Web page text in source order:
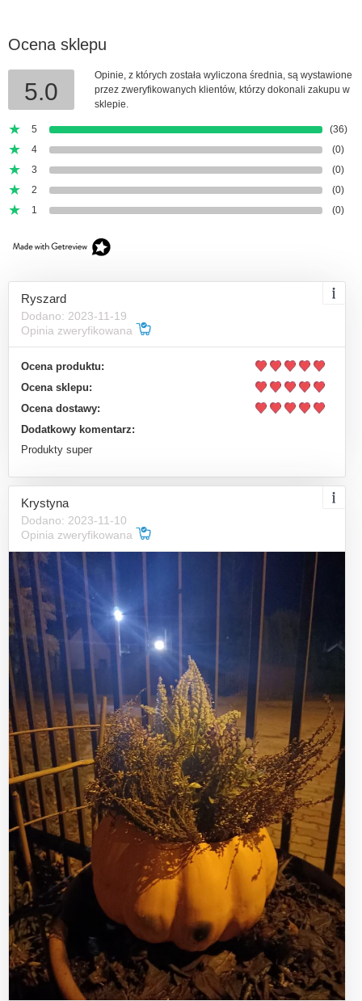
Ocena sklepu
5.0
Opinie, z których została wyliczona średnia, są wystawione
przez zweryfikowanych klientów, którzy dokonali zakupu w
sklepie.
5
(36)
4
(0)
3
(0)
2
(0)
1
(0)
Ryszard
Dodano: 2023-11-19
Opinia zweryfikowana
Ocena produktu:
Ocena sklepu:
Ocena dostawy:
Dodatkowy komentarz:
Produkty super
Krystyna
Dodano: 2023-11-10
Opinia zweryfikowana